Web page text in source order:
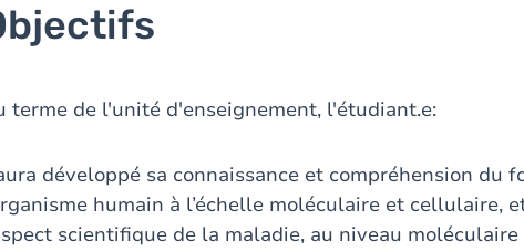
terme de l'unité d'enseignement, l'étudiant.e:
développé sa connaissance et compréhension du
humain à l’échelle moléculaire et cellulaire,
scientifique de la maladie, au niveau